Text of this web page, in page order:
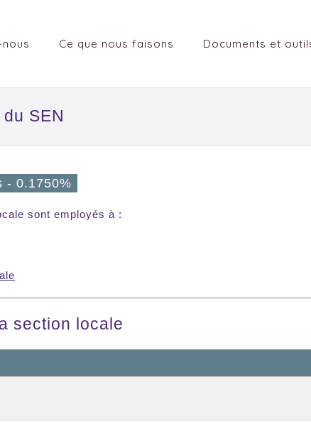
Ce que nous faisons Documents et
SEN
- 0.1750%
sont employés à :
section locale